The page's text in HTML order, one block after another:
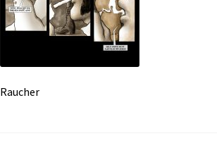
Raucher